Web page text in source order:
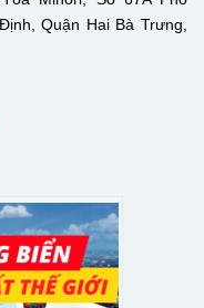
Quận Hai Bà Trưng,